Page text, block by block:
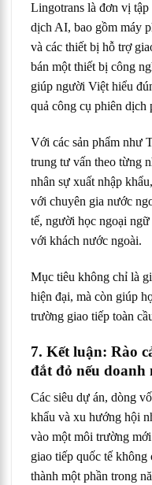
Lingotrans là đơn vị
dịch AI, bao gồm máy
và các thiết bị hỗ trợ
bán một thiết bị công
giúp người Việt hiểu
quả công cụ phiên dịch
Với các sản phẩm như
trung tư vấn theo từng
nhân sự xuất nhập
với chuyên gia nước
tế, người học ngoại
với khách nước ngoài.
Mục tiêu không chỉ là
hiện đại, mà còn giúp
trường giao tiếp toàn
7. Kết luận: Rào
đắt đỏ nếu doanh
Các siêu dự án, dòng
khẩu và xu hướng hội
vào một môi trường
giao tiếp quốc tế
thành một phần trong